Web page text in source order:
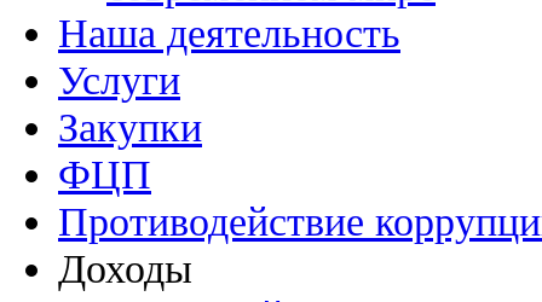
Наша деятельность
Услуги
Закупки
ФЦП
Противодействие
Доходы